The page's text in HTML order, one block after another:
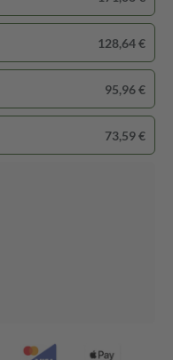
128,64 €
95,96 €
73,59 €